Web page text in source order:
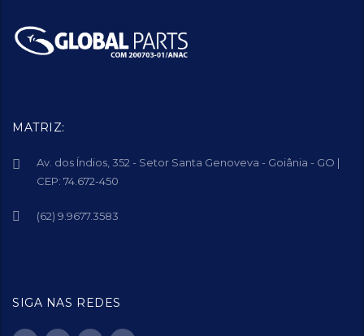
MATRIZ:
Av. dos Índios, 352 - Setor Santa Genoveva - Goiânia - GO |
CEP: 74.672-450
(62) 9.9677.3583
SIGA NAS REDES